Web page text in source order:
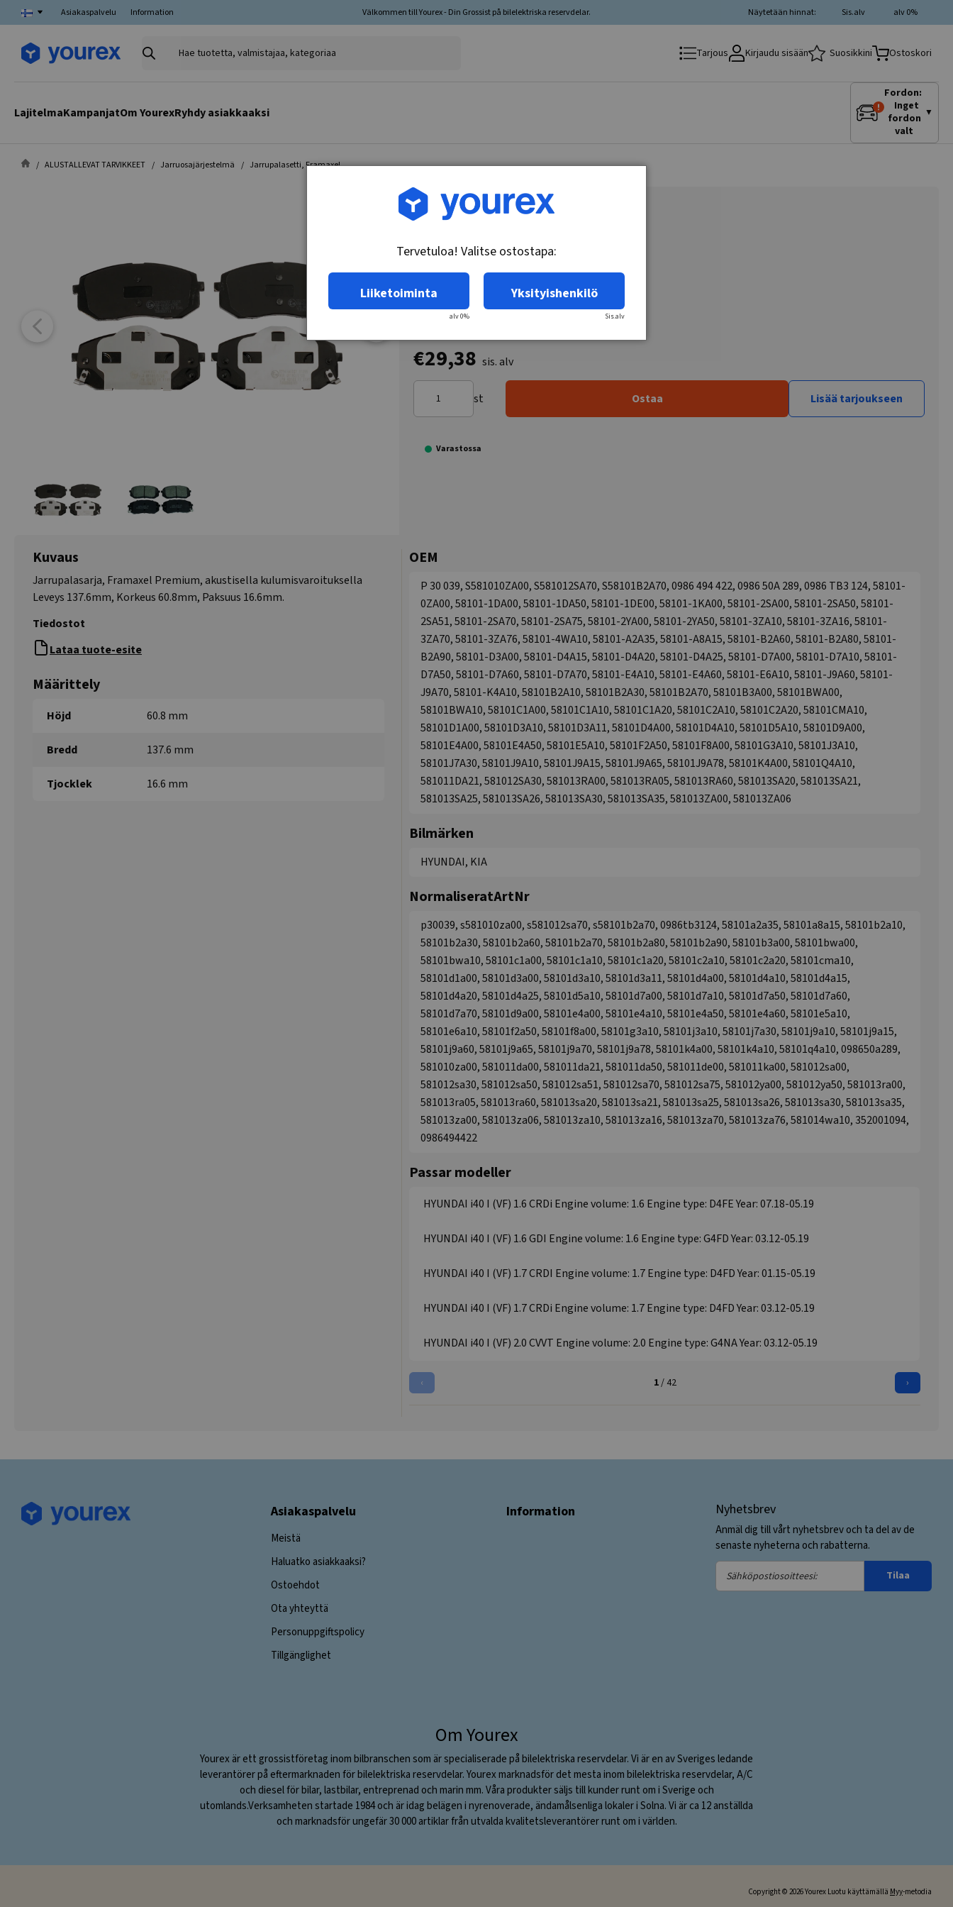
Asiakaspalvelu Information Välkommen till Yourex - Din Grossist på bilelektriska reservdelar. alv 0%
Sis.alv
Näytetään hinnat:
Hae
Tarjous Kirjaudu sisään Suosikkini Ostoskori
LajitelmaKampanjatOm YourexRyhdy asiakkaaksi
Fordon:
Inget
fordon
valt
▼
ALUSTALLEVAT TARVIKKEET Jarruosajärjestelmä Jarrupalasetti, Framaxel
Tuotenro.: 35-200-1094
€29,38 sis. alv
st Ostaa Lisää tarjoukseen
Varastossa
Kuvaus
Jarrupalasarja, Framaxel Premium, akustisella kulumisvaroituksella
Leveys 137.6mm, Korkeus 60.8mm, Paksuus 16.6mm.
Tiedostot
Lataa tuote-esite
Määrittely
Höjd 60.8 mm
Bredd 137.6 mm
Tjocklek 16.6 mm
OEM
P 30 039, S581010ZA00, S581012SA70, S58101B2A70, 0986 494 422, 0986 50A 289, 0986 TB3 124, 58101-
0ZA00, 58101-1DA00, 58101-1DA50, 58101-1DE00, 58101-1KA00, 58101-2SA00, 58101-2SA50, 58101-
2SA51, 58101-2SA70, 58101-2SA75, 58101-2YA00, 58101-2YA50, 58101-3ZA10, 58101-3ZA16, 58101-
3ZA70, 58101-3ZA76, 58101-4WA10, 58101-A2A35, 58101-A8A15, 58101-B2A60, 58101-B2A80, 58101-
B2A90, 58101-D3A00, 58101-D4A15, 58101-D4A20, 58101-D4A25, 58101-D7A00, 58101-D7A10, 58101-
D7A50, 58101-D7A60, 58101-D7A70, 58101-E4A10, 58101-E4A60, 58101-E6A10, 58101-J9A60, 58101-
J9A70, 58101-K4A10, 58101B2A10, 58101B2A30, 58101B2A70, 58101B3A00, 58101BWA00,
58101BWA10, 58101C1A00, 58101C1A10, 58101C1A20, 58101C2A10, 58101C2A20, 58101CMA10,
58101D1A00, 58101D3A10, 58101D3A11, 58101D4A00, 58101D4A10, 58101D5A10, 58101D9A00,
58101E4A00, 58101E4A50, 58101E5A10, 58101F2A50, 58101F8A00, 58101G3A10, 58101J3A10,
58101J7A30, 58101J9A10, 58101J9A15, 58101J9A65, 58101J9A78, 58101K4A00, 58101Q4A10,
581011DA21, 581012SA30, 581013RA00, 581013RA05, 581013RA60, 581013SA20, 581013SA21,
581013SA25, 581013SA26, 581013SA30, 581013SA35, 581013ZA00, 581013ZA06
Bilmärken
HYUNDAI, KIA
NormaliseratArtNr
p30039, s581010za00, s581012sa70, s58101b2a70, 0986tb3124, 58101a2a35, 58101a8a15, 58101b2a10,
58101b2a30, 58101b2a60, 58101b2a70, 58101b2a80, 58101b2a90, 58101b3a00, 58101bwa00,
58101bwa10, 58101c1a00, 58101c1a10, 58101c1a20, 58101c2a10, 58101c2a20, 58101cma10,
58101d1a00, 58101d3a00, 58101d3a10, 58101d3a11, 58101d4a00, 58101d4a10, 58101d4a15,
58101d4a20, 58101d4a25, 58101d5a10, 58101d7a00, 58101d7a10, 58101d7a50, 58101d7a60,
58101d7a70, 58101d9a00, 58101e4a00, 58101e4a10, 58101e4a50, 58101e4a60, 58101e5a10,
58101e6a10, 58101f2a50, 58101f8a00, 58101g3a10, 58101j3a10, 58101j7a30, 58101j9a10, 58101j9a15,
58101j9a60, 58101j9a65, 58101j9a70, 58101j9a78, 58101k4a00, 58101k4a10, 58101q4a10, 098650a289,
581010za00, 581011da00, 581011da21, 581011da50, 581011de00, 581011ka00, 581012sa00,
581012sa30, 581012sa50, 581012sa51, 581012sa70, 581012sa75, 581012ya00, 581012ya50, 581013ra00,
581013ra05, 581013ra60, 581013sa20, 581013sa21, 581013sa25, 581013sa26, 581013sa30, 581013sa35,
581013za00, 581013za06, 581013za10, 581013za16, 581013za70, 581013za76, 581014wa10, 352001094,
0986494422
Passar modeller
HYUNDAI i40 I (VF) 1.6 CRDi Engine volume: 1.6 Engine type: D4FE Year: 07.18-05.19
HYUNDAI i40 I (VF) 1.6 GDI Engine volume: 1.6 Engine type: G4FD Year: 03.12-05.19
HYUNDAI i40 I (VF) 1.7 CRDI Engine volume: 1.7 Engine type: D4FD Year: 01.15-05.19
HYUNDAI i40 I (VF) 1.7 CRDi Engine volume: 1.7 Engine type: D4FD Year: 03.12-05.19
HYUNDAI i40 I (VF) 2.0 CVVT Engine volume: 2.0 Engine type: G4NA Year: 03.12-05.19
‹ 1/ 42 ›
Asiakaspalvelu
Meistä
Haluatko asiakkaaksi?
Ostoehdot
Ota yhteyttä
Personuppgiftspolicy
Tillgänglighet
Information Nyhetsbrev
Anmäl dig till vårt nyhetsbrev och ta del av de
senaste nyheterna och rabatterna.
Sähköpostiosoitteesi:
Tilaa
Om Yourex
Yourex är ett grossistföretag inom bilbranschen som är specialiserade på bilelektriska reservdelar. Vi är en av Sveriges ledande
leverantörer på eftermarknaden för bilelektriska reservdelar. Yourex marknadsför det mesta inom bilelektriska reservdelar, A/C
och diesel för bilar, lastbilar, entreprenad och marin mm. Våra produkter säljs till kunder runt om i Sverige och
utomlands.Verksamheten startade 1984 och är idag belägen i nyrenoverade, ändamålsenliga lokaler i Solna. Vi är ca 12 anställda
och marknadsför ungefär 30 000 artiklar från utvalda kvalitetsleverantörer runt om i världen.
Copyright © 2026 Yourex Luotu käyttämällä Myy-metodia
Tervetuloa! Valitse ostostapa:
Liiketoiminta
alv 0%
Yksityishenkilö
Sis.alv